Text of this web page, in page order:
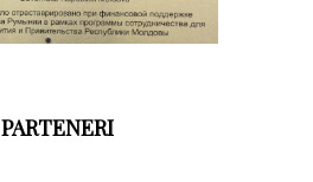
PARTENERI